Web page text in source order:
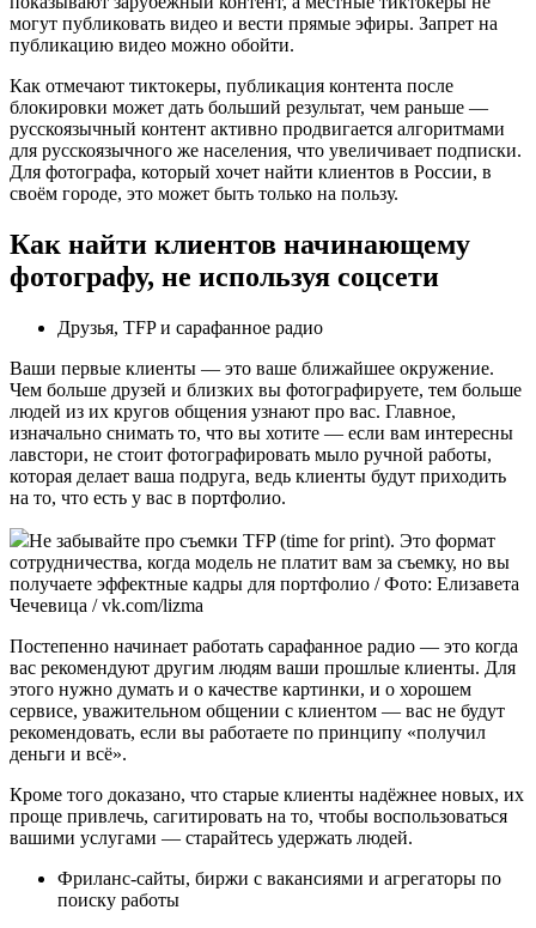
могут публиковать видео и вести прямые эфиры. Запрет на
публикацию видео можно обойти.
Как отмечают тиктокеры, публикация контента после
блокировки может дать больший результат, чем раньше —
русскоязычный контент активно продвигается алгоритмами
для русскоязычного же населения, что увеличивает подписки.
Для фотографа, который хочет найти клиентов в России, в
своём городе, это может быть только на пользу.
Как найти клиентов начинающему
фотографу, не используя соцсети
Друзья, TFP и сарафанное радио
Ваши первые клиенты — это ваше ближайшее окружение.
Чем больше друзей и близких вы фотографируете, тем больше
людей из их кругов общения узнают про вас. Главное,
изначально снимать то, что вы хотите — если вам интересны
лавстори, не стоит фотографировать мыло ручной работы,
которая делает ваша подруга, ведь клиенты будут приходить
на то, что есть у вас в портфолио.
Не забывайте про съемки TFP (time for print). Это формат
сотрудничества, когда модель не платит вам за съемку, но вы
получаете эффектные кадры для портфолио / Фото: Елизавета
Чечевица / vk.com/lizma
Постепенно начинает работать сарафанное радио — это когда
вас рекомендуют другим людям ваши прошлые клиенты. Для
этого нужно думать и о качестве картинки, и о хорошем
сервисе, уважительном общении с клиентом — вас не будут
рекомендовать, если вы работаете по принципу «получил
деньги и всё».
Кроме того доказано, что старые клиенты надёжнее новых, их
проще привлечь, сагитировать на то, чтобы воспользоваться
вашими услугами — старайтесь удержать людей.
Фриланс-сайты, биржи с вакансиями и агрегаторы по
поиску работы